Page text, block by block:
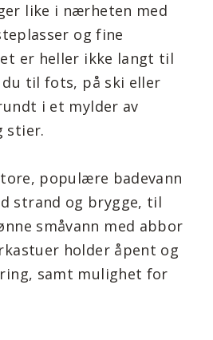
like i nærheten med
og fine
er heller ikke langt til
til fots, på ski eller
i et mylder av
stier.
populære badevann
strand og brygge, til
småvann med abbor
holder åpent og
samt mulighet for